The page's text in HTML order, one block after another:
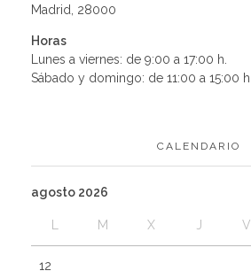
Madrid, 28000
Horas
Lunes a viernes: de 9:00 a 17:00 h.
Sábado y domingo: de 11:00 a 15:00 h.
CALENDARIO
agosto 2026
M X J V
12